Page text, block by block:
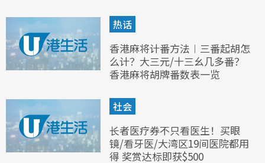
热话
香港麻将计番方法︱三番起胡怎
么计？大三元/十三幺几多番？
香港麻将胡牌番数表一览
社会
长者医疗券不只看医生！买眼
镜/看牙医/大湾区19间医院都用
得 奖赏达标即获$500